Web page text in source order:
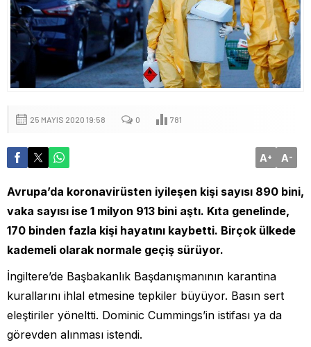
25 MAYIS 2020 19:58 0 781
A+ A-
Avrupa’da koronavirüsten iyileşen kişi sayısı 890 bini,
vaka sayısı ise 1 milyon 913 bini aştı. Kıta genelinde,
170 binden fazla kişi hayatını kaybetti. Birçok ülkede
kademeli olarak normale geçiş sürüyor.
İngiltere’de Başbakanlık Başdanışmanının karantina
kurallarını ihlal etmesine tepkiler büyüyor. Basın sert
eleştiriler yöneltti. Dominic Cummings’in istifası ya da
görevden alınması istendi.